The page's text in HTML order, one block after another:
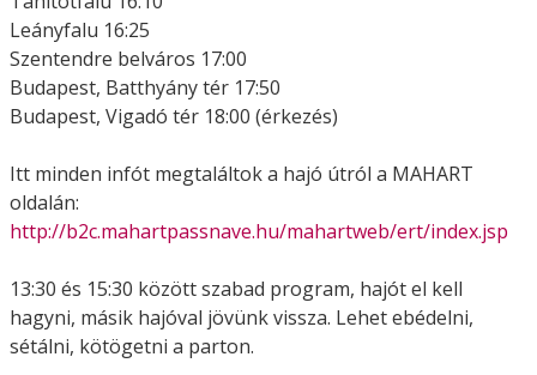
Leányfalu 16:25
Szentendre belváros 17:00
Budapest, Batthyány tér 17:50
Budapest, Vigadó tér 18:00 (érkezés)
Itt minden infót megtaláltok a hajó útról a MAHART
oldalán:
http://b2c.mahartpassnave.hu/mahartweb/ert/index.jsp
13:30 és 15:30 között szabad program, hajót el kell
hagyni, másik hajóval jövünk vissza. Lehet ebédelni,
sétálni, kötögetni a parton.